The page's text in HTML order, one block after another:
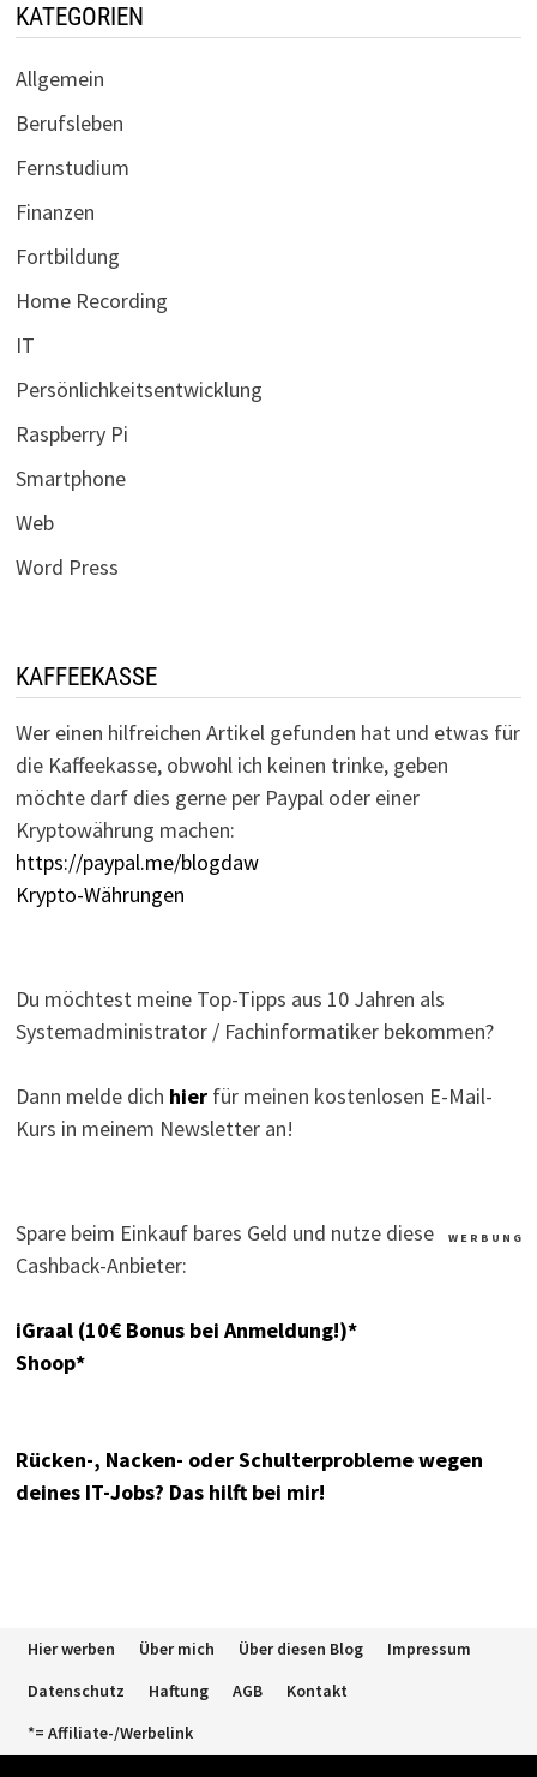
KATEGORIEN
Allgemein
Berufsleben
Fernstudium
Finanzen
Fortbildung
Home Recording
IT
Persönlichkeitsentwicklung
Raspberry Pi
Smartphone
Web
Word Press
KAFFEEKASSE
Wer einen hilfreichen Artikel gefunden hat und etwas für
die Kaffeekasse, obwohl ich keinen trinke, geben
möchte darf dies gerne per Paypal oder einer
Kryptowährung machen:
https://paypal.me/blogdaw
Krypto-Währungen
Du möchtest meine Top-Tipps aus 10 Jahren als
Systemadministrator / Fachinformatiker bekommen?
Dann melde dich hierfür meinen kostenlosen E-Mail-
Kurs in meinem Newsletter an!
W E R B U N G
Spare beim Einkauf bares Geld und nutze diese
Cashback-Anbieter:
iGraal (10€ Bonus bei Anmeldung!)*
Shoop*
Rücken-, Nacken- oder Schulterprobleme wegen
deines IT-Jobs? Das hilft bei mir!
Hier werben Über mich Über diesen Blog
Impressum
Datenschutz
Haftung AGB
Kontakt
*= Affiliate-/Werbelink